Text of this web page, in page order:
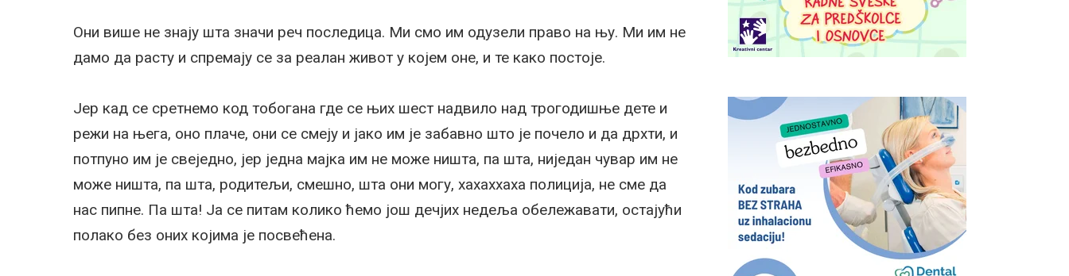
Они више не знају шта значи реч последица. Ми смо им одузели право на њу. Ми им не
дамо да расту и спремају се за реалан живот у којем оне, и те како постоје.
Јер кад се сретнемо код тобогана где се њих шест надвило над трогодишње дете и
режи на њега, оно плаче, они се смеју и јако им је забавно што је почело и да дрхти, и
потпуно им је свеједно, јер једна мајка им не може ништа, па шта, ниједан чувар им не
може ништа, па шта, родитељи, смешно, шта они могу, хахаххаха полиција, не сме да
нас пипне. Па шта! Ја се питам колико ћемо још дечјих недеља обележавати, остајући
полако без оних којима је посвећена.